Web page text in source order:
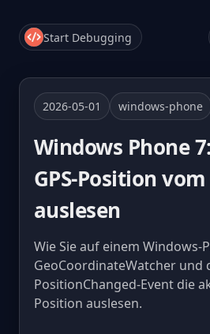
Start Debugging
2026-05-01 windows-phone
Windows Phone
GPS-Position
auslesen
Wie Sie auf einem Windows-
GeoCoordinateWatcher und
PositionChanged-Event die
Position auslesen.